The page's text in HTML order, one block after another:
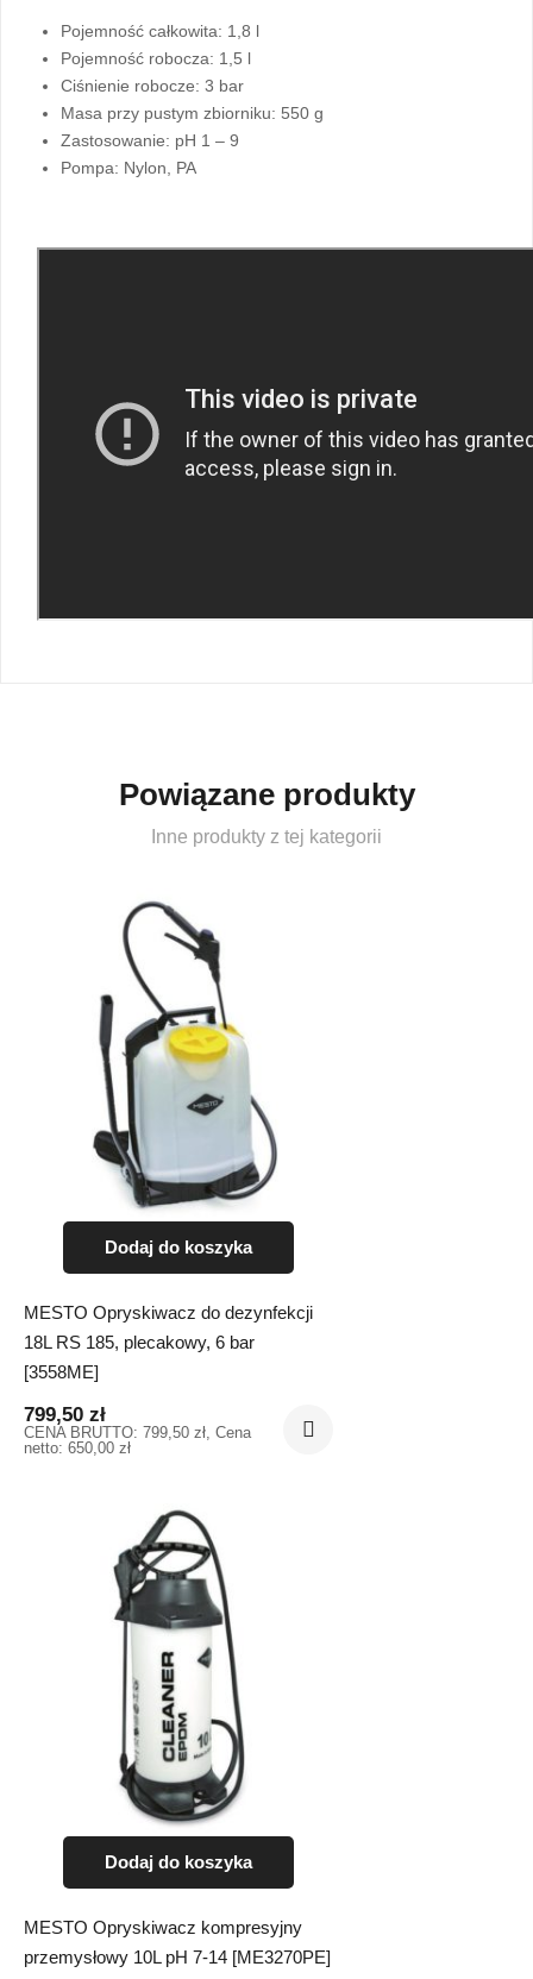
Pojemność całkowita: 1,8 l
Pojemność robocza: 1,5 l
Ciśnienie robocze: 3 bar
Masa przy pustym zbiorniku: 550 g
Zastosowanie: pH 1 – 9
Pompa: Nylon, PA
Powiązane produkty
Inne produkty z tej kategorii
Dodaj do koszyka
MESTO Opryskiwacz do dezynfekcji
18L RS 185, plecakowy, 6 bar
[3558ME]
799,50 zł
CENA BRUTTO: 799,50 zł , Cena
netto: 650,00 zł
Dodaj do koszyka
MESTO Opryskiwacz kompresyjny
przemysłowy 10L pH 7-14 [ME3270PE]